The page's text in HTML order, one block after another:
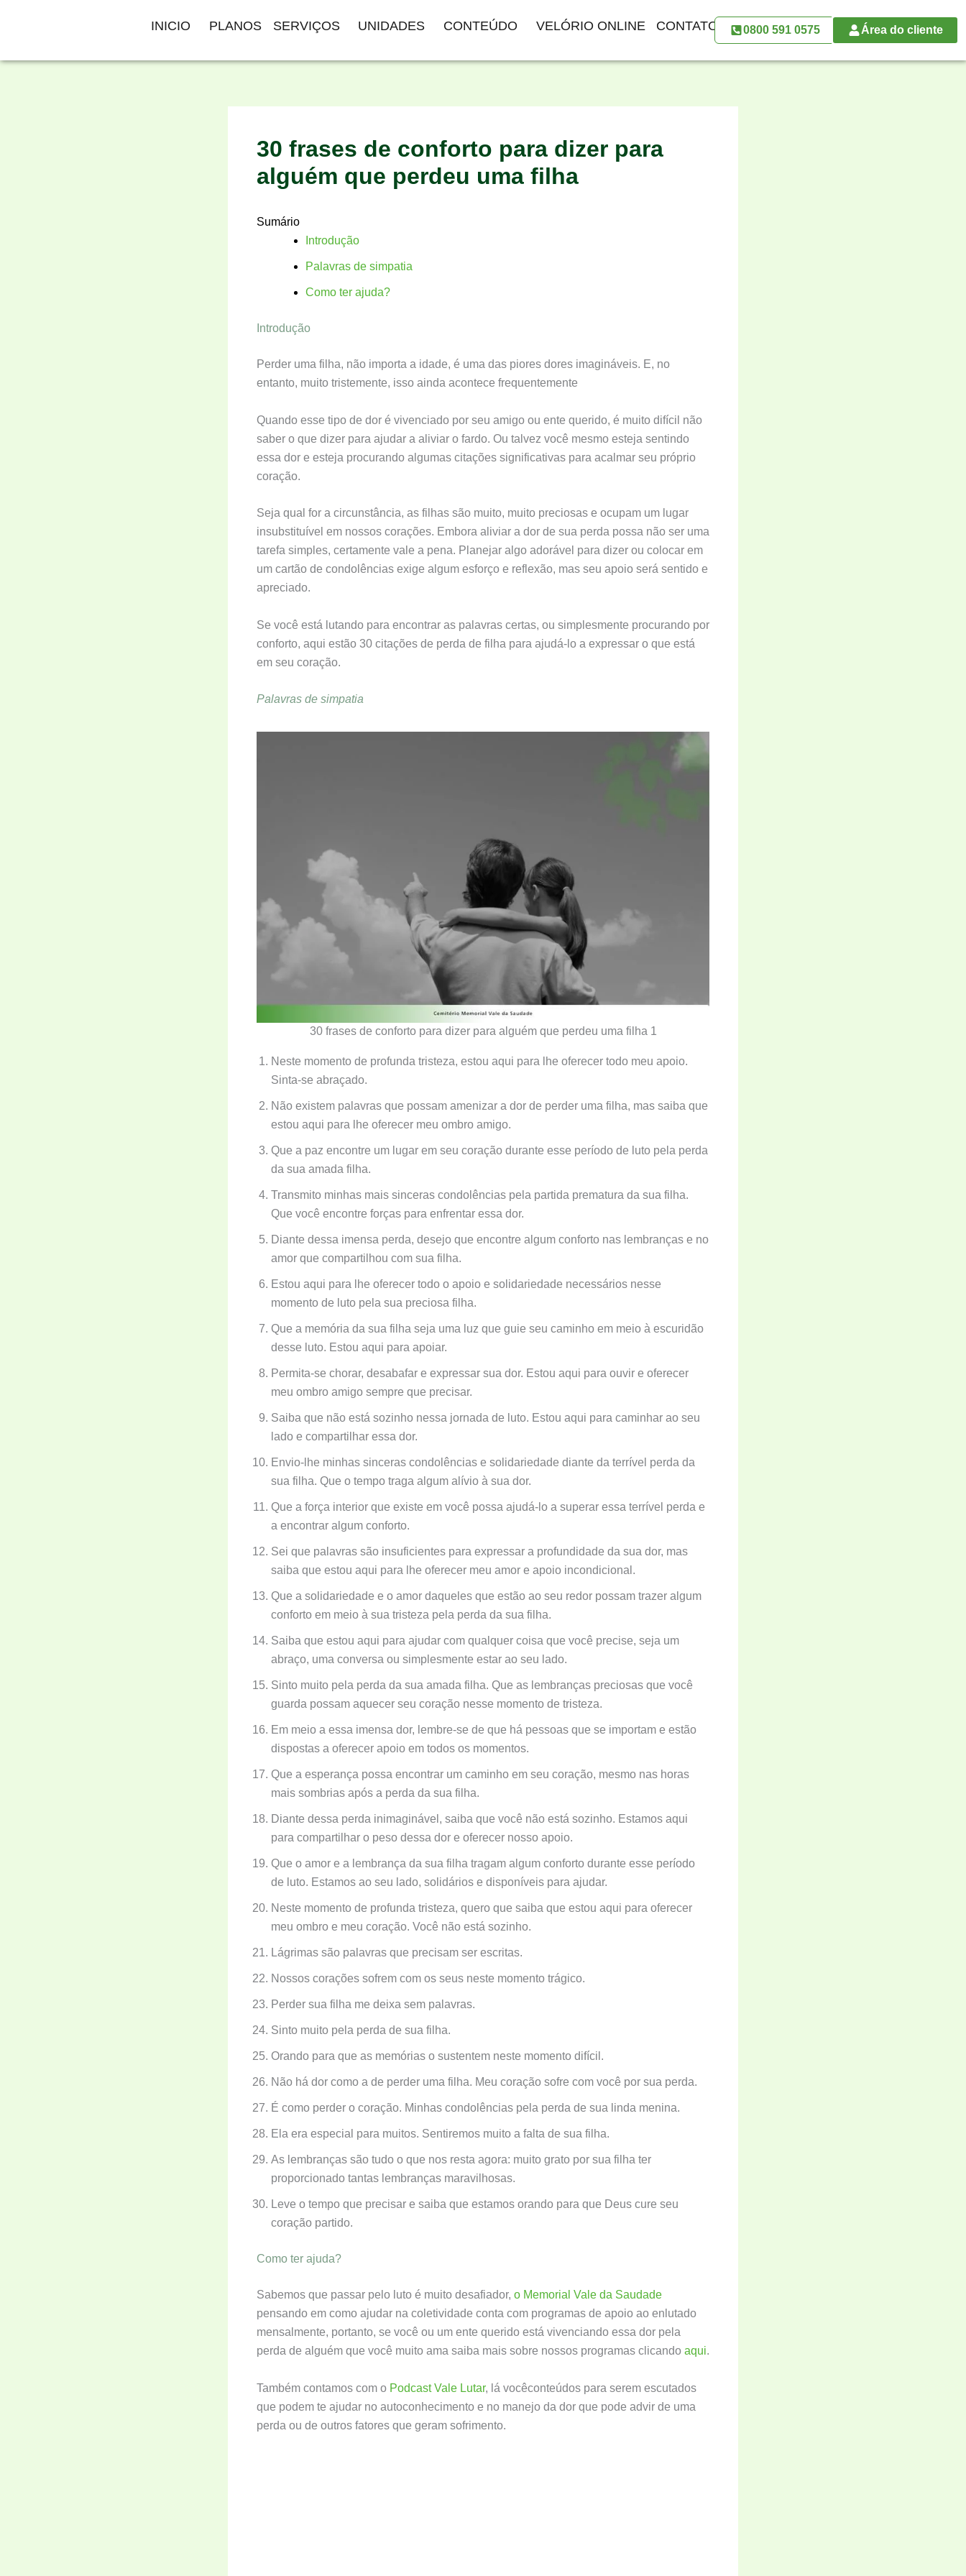
conteúdo
INICIO PLANOS SERVIÇOS UNIDADES CONTEÚDO VELÓRIO ONLINE CONTATO 0800 591 0575 Área do cliente
30 frases de conforto para dizer para
alguém que perdeu uma filha
Sumário
Introdução
Palavras de simpatia
Como ter ajuda?
Introdução
Perder uma filha, não importa a idade, é uma das piores dores imagináveis. E, no
entanto, muito tristemente, isso ainda acontece frequentemente
Quando esse tipo de dor é vivenciado por seu amigo ou ente querido, é muito difícil não
saber o que dizer para ajudar a aliviar o fardo. Ou talvez você mesmo esteja sentindo
essa dor e esteja procurando algumas citações significativas para acalmar seu próprio
coração.
Seja qual for a circunstância, as filhas são muito, muito preciosas e ocupam um lugar
insubstituível em nossos corações. Embora aliviar a dor de sua perda possa não ser uma
tarefa simples, certamente vale a pena. Planejar algo adorável para dizer ou colocar em
um cartão de condolências exige algum esforço e reflexão, mas seu apoio será sentido e
apreciado.
Se você está lutando para encontrar as palavras certas, ou simplesmente procurando por
conforto, aqui estão 30 citações de perda de filha para ajudá-lo a expressar o que está
em seu coração.
Palavras de simpatia
30 frases de conforto para dizer para alguém que perdeu uma filha 1
Neste momento de profunda tristeza, estou aqui para lhe oferecer todo meu apoio.
Sinta-se abraçado.
Não existem palavras que possam amenizar a dor de perder uma filha, mas saiba que
estou aqui para lhe oferecer meu ombro amigo.
Que a paz encontre um lugar em seu coração durante esse período de luto pela perda
da sua amada filha.
Transmito minhas mais sinceras condolências pela partida prematura da sua filha.
Que você encontre forças para enfrentar essa dor.
Diante dessa imensa perda, desejo que encontre algum conforto nas lembranças e no
amor que compartilhou com sua filha.
Estou aqui para lhe oferecer todo o apoio e solidariedade necessários nesse
momento de luto pela sua preciosa filha.
Que a memória da sua filha seja uma luz que guie seu caminho em meio à escuridão
desse luto. Estou aqui para apoiar.
Permita-se chorar, desabafar e expressar sua dor. Estou aqui para ouvir e oferecer
meu ombro amigo sempre que precisar.
Saiba que não está sozinho nessa jornada de luto. Estou aqui para caminhar ao seu
lado e compartilhar essa dor.
Envio-lhe minhas sinceras condolências e solidariedade diante da terrível perda da
sua filha. Que o tempo traga algum alívio à sua dor.
Que a força interior que existe em você possa ajudá-lo a superar essa terrível perda e
a encontrar algum conforto.
Sei que palavras são insuficientes para expressar a profundidade da sua dor, mas
saiba que estou aqui para lhe oferecer meu amor e apoio incondicional.
Que a solidariedade e o amor daqueles que estão ao seu redor possam trazer algum
conforto em meio à sua tristeza pela perda da sua filha.
Saiba que estou aqui para ajudar com qualquer coisa que você precise, seja um
abraço, uma conversa ou simplesmente estar ao seu lado.
Sinto muito pela perda da sua amada filha. Que as lembranças preciosas que você
guarda possam aquecer seu coração nesse momento de tristeza.
Em meio a essa imensa dor, lembre-se de que há pessoas que se importam e estão
dispostas a oferecer apoio em todos os momentos.
Que a esperança possa encontrar um caminho em seu coração, mesmo nas horas
mais sombrias após a perda da sua filha.
Diante dessa perda inimaginável, saiba que você não está sozinho. Estamos aqui
para compartilhar o peso dessa dor e oferecer nosso apoio.
Que o amor e a lembrança da sua filha tragam algum conforto durante esse período
de luto. Estamos ao seu lado, solidários e disponíveis para ajudar.
Neste momento de profunda tristeza, quero que saiba que estou aqui para oferecer
meu ombro e meu coração. Você não está sozinho.
Lágrimas são palavras que precisam ser escritas.
Nossos corações sofrem com os seus neste momento trágico.
Perder sua filha me deixa sem palavras.
Sinto muito pela perda de sua filha.
Orando para que as memórias o sustentem neste momento difícil.
Não há dor como a de perder uma filha. Meu coração sofre com você por sua perda.
É como perder o coração. Minhas condolências pela perda de sua linda menina.
Ela era especial para muitos. Sentiremos muito a falta de sua filha.
As lembranças são tudo o que nos resta agora: muito grato por sua filha ter
proporcionado tantas lembranças maravilhosas.
Leve o tempo que precisar e saiba que estamos orando para que Deus cure seu
coração partido.
Como ter ajuda?
Sabemos que passar pelo luto é muito desafiador, o Memorial Vale da Saudade
pensando em como ajudar na coletividade conta com programas de apoio ao enlutado
mensalmente, portanto, se você ou um ente querido está vivenciando essa dor pela
perda de alguém que você muito ama saiba mais sobre nossos programas clicando aqui.
Também contamos com o Podcast Vale Lutar, lá vocêconteúdos para serem escutados
que podem te ajudar no autoconhecimento e no manejo da dor que pode advir de uma
perda ou de outros fatores que geram sofrimento.